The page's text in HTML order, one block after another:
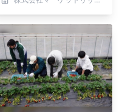
び接続デバイス、モビリテ